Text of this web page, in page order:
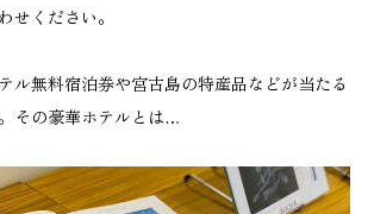
せください。
ル無料宿泊券や宮古島の特産品などが当たる
その豪華ホテルとは…